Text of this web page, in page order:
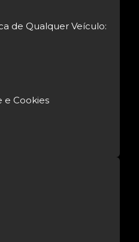
de Qualquer Veículo:
e Cookies